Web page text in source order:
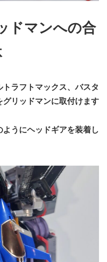
ドマンへの合
ラフトマックス、バスタ
リッドマンに取付けます
うにヘッドギアを装着し